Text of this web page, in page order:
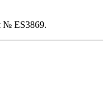
№ ES3869.